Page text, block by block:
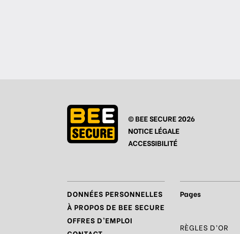
© BEE SECURE 2026
NOTICE LÉGALE
ACCESSIBILITÉ
DONNÉES PERSONNELLES
À PROPOS DE BEE SECURE
OFFRES D’EMPLOI
Pages
RÈGLES D’OR